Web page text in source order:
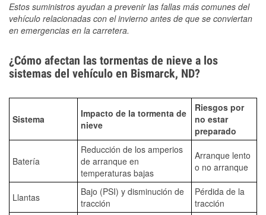
Estos suministros ayudan a prevenir las fallas más comunes del
vehículo relacionadas con el invierno antes de que se conviertan
en emergencias en la carretera.
¿Cómo afectan las tormentas de nieve a los
sistemas del vehículo en Bismarck, ND?
Sistema
Impacto de la tormenta de
nieve
Riesgos por
no estar
preparado
Batería
Reducción de los amperios
de arranque en
temperaturas bajas
Arranque lento
o no arranque
Llantas
Bajo (PSI) y disminución de
tracción
Pérdida de la
tracción